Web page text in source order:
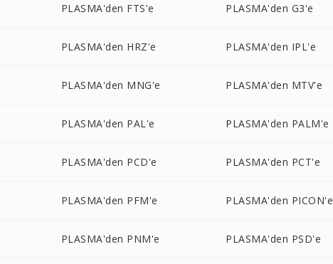
PLASMA'den FTS'e PLASMA'den G3'e
PLASMA'den HRZ'e PLASMA'den IPL'e
PLASMA'den MNG'e PLASMA'den MTV'e
PLASMA'den PAL'e PLASMA'den PALM'e
PLASMA'den PCD'e PLASMA'den PCT'e
PLASMA'den PFM'e PLASMA'den PICON'e
PLASMA'den PNM'e PLASMA'den PSD'e